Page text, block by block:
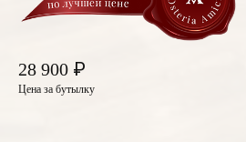
28 900 ₽
Цена за бутылку